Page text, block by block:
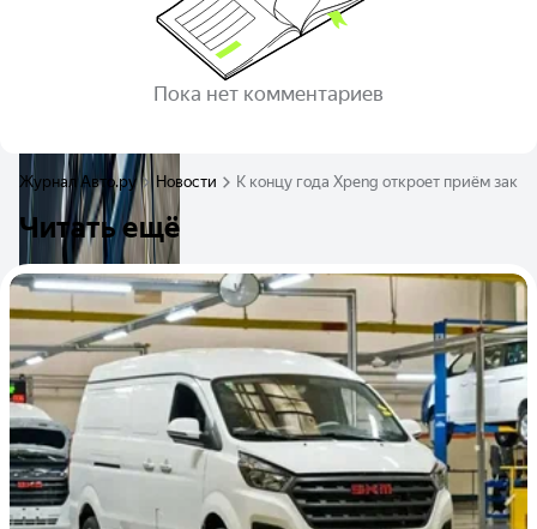
Пока нет комментариев
Журнал Авто.ру Новости К концу года Xpeng откроет приём
Читать ещё